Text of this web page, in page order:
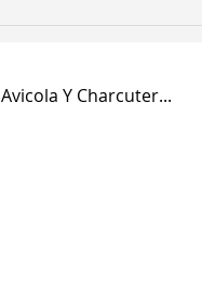
Avicola Y Charcuter...